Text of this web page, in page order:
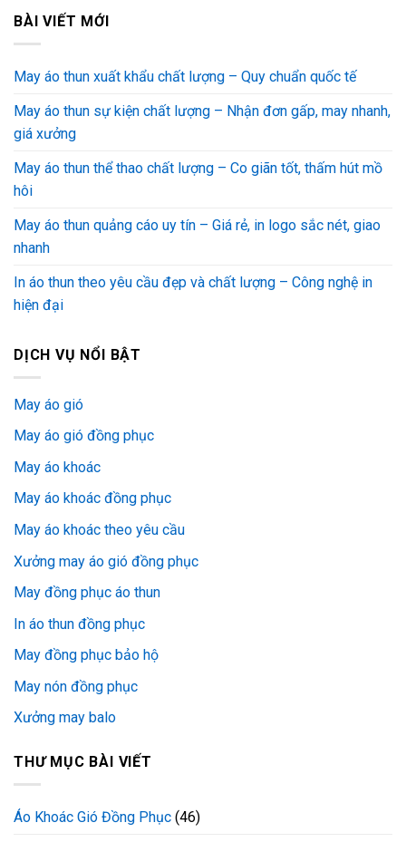
BÀI VIẾT MỚI
May áo thun xuất khẩu chất lượng – Quy chuẩn quốc tế
May áo thun sự kiện chất lượng – Nhận đơn gấp, may nhanh,
giá xưởng
May áo thun thể thao chất lượng – Co giãn tốt, thấm hút mồ
hôi
May áo thun quảng cáo uy tín – Giá rẻ, in logo sắc nét, giao
nhanh
In áo thun theo yêu cầu đẹp và chất lượng – Công nghệ in
hiện đại
DỊCH VỤ NỔI BẬT
May áo gió
May áo gió đồng phục
May áo khoác
May áo khoác đồng phục
May áo khoác theo yêu cầu
Xưởng may áo gió đồng phục
May đồng phục áo thun
In áo thun đồng phục
May đồng phục bảo hộ
May nón đồng phục
Xưởng may balo
THƯ MỤC BÀI VIẾT
Áo Khoác Gió Đồng Phục (46)